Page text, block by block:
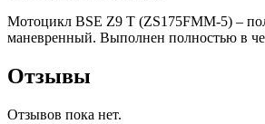
Мотоцикл BSE Z9 T (ZS175FMM-5) –
маневренный. Выполнен полностью в
Отзывы
Отзывов пока нет.